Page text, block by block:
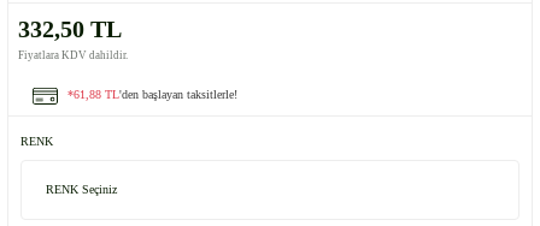
332,50 TL
Fiyatlara KDV dahildir.
*61,88 TL'den başlayan taksitlerle!
RENK